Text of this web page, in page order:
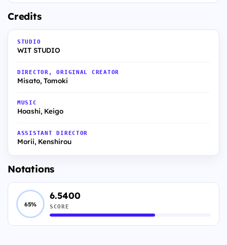
Credits
STUDIO
WIT STUDIO
DIRECTOR, ORIGINAL CREATOR
Misato, Tomoki
MUSIC
Hoashi, Keigo
ASSISTANT DIRECTOR
Morii, Kenshirou
Notations
65%
6.5400
SCORE